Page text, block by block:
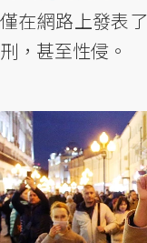
僅在網路上發表
刑，甚至性侵。